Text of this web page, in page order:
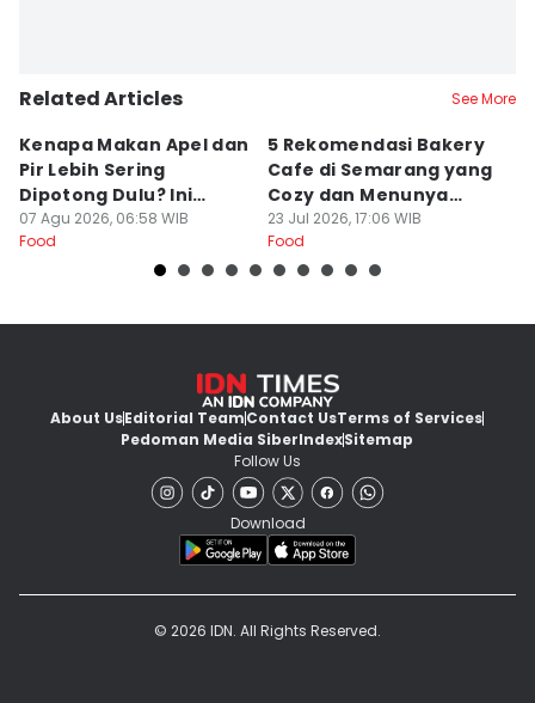
Related Articles See More
Kenapa Makan Apel dan
Pir Lebih Sering
Dipotong Dulu? Ini
Alasannya
07 Agu 2026, 06:58 WIB
Food
5 Rekomendasi Bakery
Cafe di Semarang yang
Cozy dan Menunya
Yummy
23 Jul 2026, 17:06 WIB
Food
About UsEditorial TeamContact UsTerms of Services
Pedoman Media SiberIndexSitemap
Follow Us
Download
© 2026 IDN. All Rights Reserved.